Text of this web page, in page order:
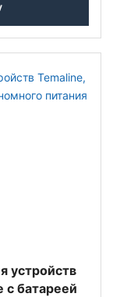
устройств
с батареей